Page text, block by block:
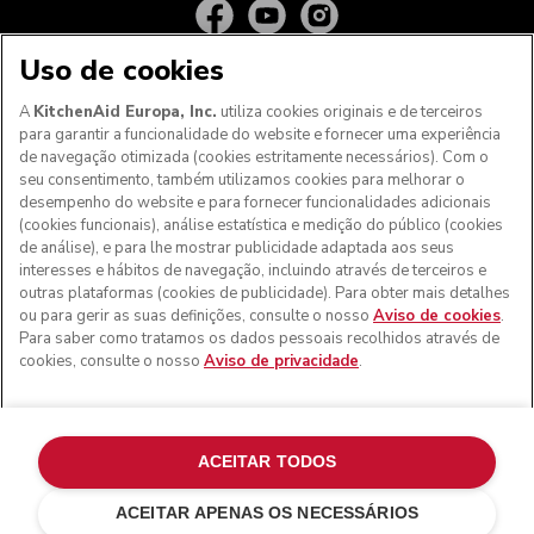
Aos clientes nos Açores, Madeira e outros territórios
portugueses: Por favor, contacte a nossa equipa de Apoio
ao Cliente para efetuar a sua encomenda, de forma a
podermos fornecer os custos de envio exatos e aplicar a
taxa de IVA correta
nos EUA e noutros locais.
Gerir as minhas cookies
Aviso de privacidade
Política de cookies
Outros países
Uso de cookies
A KitchenAid Europa, Inc. utiliza cookies originais e de terceiros
para garantir a funcionalidade do website e fornecer uma experiência
de navegação otimizada (cookies estritamente necessários). Com o
seu consentimento, também utilizamos cookies para melhorar o
desempenho do website e para fornecer funcionalidades adicionais
(cookies funcionais), análise estatística e medição do público (cookies
de análise), e para lhe mostrar publicidade adaptada aos seus
interesses e hábitos de navegação, incluindo através de terceiros e
outras plataformas (cookies de publicidade). Para obter mais detalhes
ou para gerir as suas definições, consulte o nosso Aviso de cookies.
Para saber como tratamos os dados pessoais recolhidos através de
cookies, consulte o nosso Aviso de privacidade.
ACEITAR APENAS OS NECESSÁRIOS
ACEITAR TODOS